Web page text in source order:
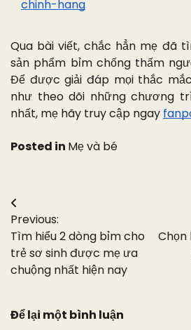
chinh-hang
Qua bài viết, chắc hẳn mẹ đã
sản phẩm bỉm chống thấm
Để được giải đáp mọi thắc
như theo dõi những chương
nhất, mẹ hãy truy cập ngay
Posted in Mẹ và bé
Điều
hướng
bài
viết
Previous:
Tìm hiểu 2 dòng bỉm cho
trẻ sơ sinh được mẹ ưa
chuộng nhất hiện nay
Để lại một bình luận